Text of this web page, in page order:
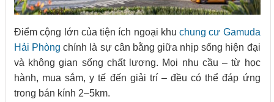
Điểm cộng lớn của tiện ích ngoại khuchung cư Gamuda
Hải Phòng chính là sự cân bằng giữa nhịp sống hiện đại
và không gian sống chất lượng. Mọi nhu cầu – từ học
hành, mua sắm, y tế đến giải trí – đều có thể đáp ứng
trong bán kính 2–5km.